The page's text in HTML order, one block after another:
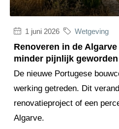
1 juni 2026 Wetgeving
Renoveren in de
minder pijnlijk geworden
De nieuwe Portugese
werking getreden. Dit
renovatieproject of een
Algarve.